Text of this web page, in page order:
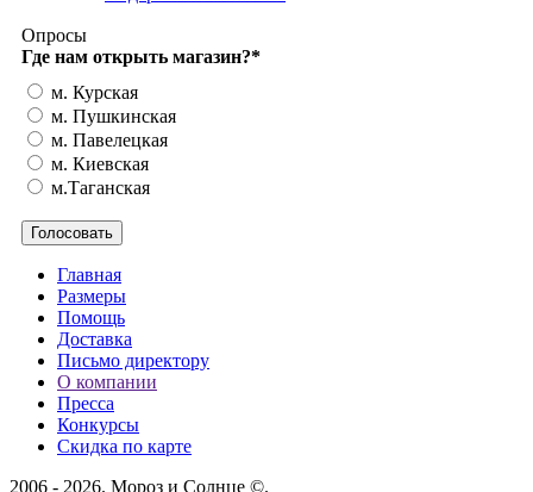
Опросы
Где нам открыть магазин?*
м. Курская
м. Пушкинская
м. Павелецкая
м. Киевская
м.Таганская
Главная
Размеры
Помощь
Доставка
Письмо директору
О компании
Пресса
Конкурсы
Скидка по карте
2006 - 2026. Мороз и Солнце ©.